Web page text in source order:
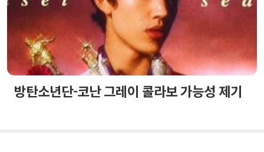
방탄소년단-코난 그레이 콜라보 가능성 제기